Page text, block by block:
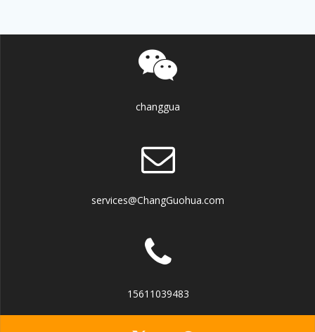
changgua
services@ChangGuohua.com
15611039483